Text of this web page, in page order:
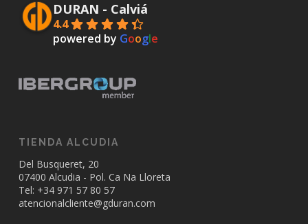
DURAN - Calviá
4.4
powered by Google
TIENDA ALCUDIA
Del Busqueret, 20
07400 Alcudia - Pol. Ca Na Lloreta
Tel: +34 971 57 80 57
atencionalcliente@gduran.com